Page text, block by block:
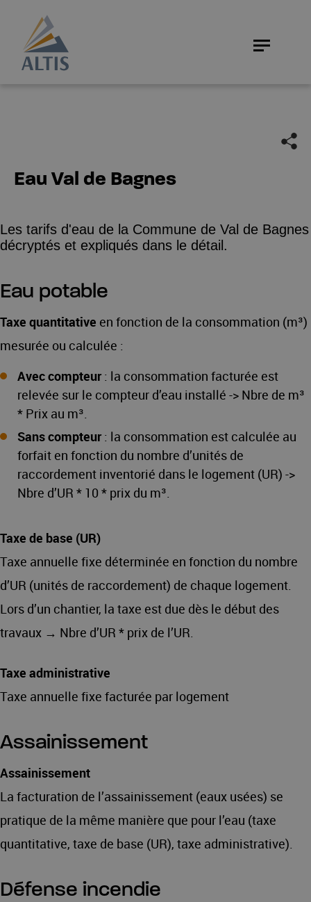
Eau Val de Bagnes
Les tarifs d'eau de la Commune de Val de Bagnes
décryptés et expliqués dans le détail.
Eau potable
Taxe quantitative en fonction de la consommation (m³)
mesurée ou calculée :
Avec compteur: la consommation facturée est
relevée sur le compteur d’eau installé -> Nbre de m³
* Prix au m³.
Sans compteur: la consommation est calculée au
forfait en fonction du nombre d’unités de
raccordement inventorié dans le logement (UR) ->
Nbre d’UR * 10 * prix du m³.
Taxe de base (UR)
Taxe annuelle fixe déterminée en fonction du nombre
d’UR (unités de raccordement) de chaque logement.
Lors d’un chantier, la taxe est due dès le début des
travaux → Nbre d’UR * prix de l’UR.
Taxe administrative
Taxe annuelle fixe facturée par logement
Assainissement
Assainissement
La facturation de l’assainissement (eaux usées) se
pratique de la même manière que pour l’eau (taxe
quantitative, taxe de base (UR), taxe administrative).
Défense incendie